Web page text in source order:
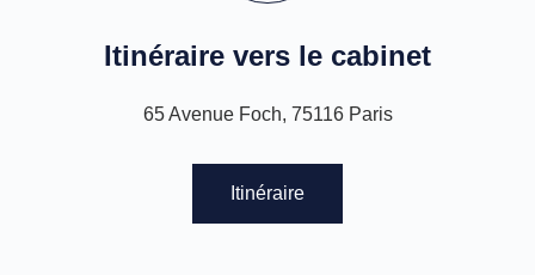
Itinéraire vers le cabinet
65 Avenue Foch, 75116 Paris
Itinéraire